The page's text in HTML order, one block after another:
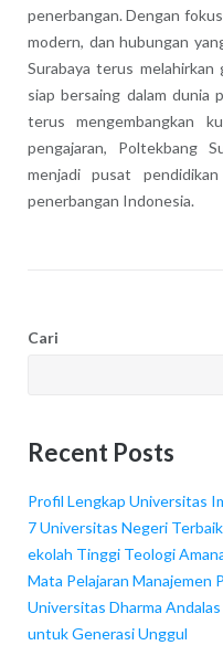
penerbangan. Dengan
modern, dan hubungan
Surabaya terus
siap bersaing dalam dunia
terus mengembangkan
pengajaran, Poltekbang
menjadi pusat
penerbangan Indonesia.
Cari
Recent Posts
Profil Lengkap Universitas
7 Universitas Negeri
ekolah Tinggi Teologi
Mata Pelajaran Manajemen
Universitas Dharma
untuk Generasi Unggul